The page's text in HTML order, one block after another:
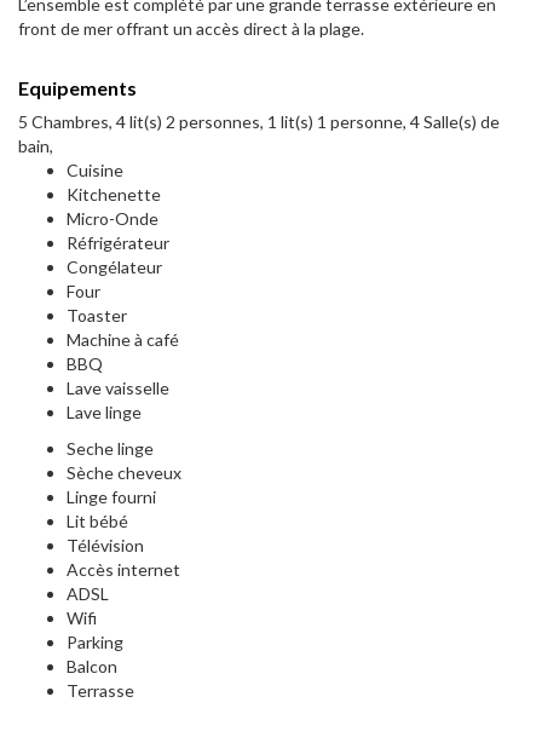
L’ensemble est complété par une grande terrasse extérieure en
front de mer offrant un accès direct à la plage.
Equipements
5 Chambres, 4 lit(s) 2 personnes, 1 lit(s) 1 personne, 4 Salle(s) de
bain,
Cuisine
Kitchenette
Micro-Onde
Réfrigérateur
Congélateur
Four
Toaster
Machine à café
BBQ
Lave vaisselle
Lave linge
Seche linge
Sèche cheveux
Linge fourni
Lit bébé
Télévision
Accès internet
ADSL
Wifi
Parking
Balcon
Terrasse